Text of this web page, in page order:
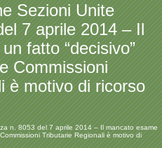
Sezioni Unite
7 aprile 2014 – Il
fatto “decisivo”
Commissioni
è motivo di ricorso
n. 8053 del 7 aprile 2014 – Il mancato esame
Tributarie Regionali è motivo di